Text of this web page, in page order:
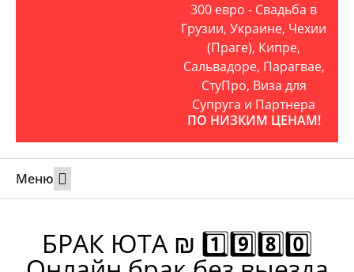
300 евро - Свадьба в
Грузии, Украине, Чехии
(Праге), Кипре,
Сальвадоре, Парагвае,
СтуПро, Виза для
Супруга и Партнера
ПО НИЗКИМ ЦЕНАМ!
Меню
БРАК ЮТА ₪ 1️⃣9️⃣8️⃣0️⃣